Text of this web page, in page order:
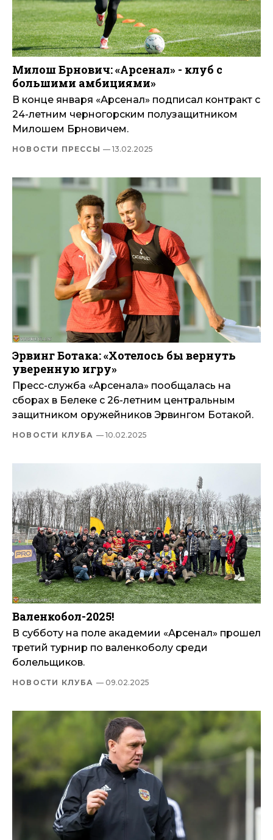
Милош Брнович: «Арсенал» - клуб с
большими амбициями»
В конце января «Арсенал» подписал контракт с
24-летним черногорским полузащитником
Милошем Брновичем.
НОВОСТИ ПРЕССЫ — 13.02.2025
Эрвинг Ботака: «Хотелось бы вернуть
уверенную игру»
Пресс-служба «Арсенала» пообщалась на
сборах в Белеке с 26-летним центральным
защитником оружейников Эрвингом Ботакой.
НОВОСТИ КЛУБА — 10.02.2025
Валенкобол-2025!
В субботу на поле академии «Арсенал» прошел
третий турнир по валенкоболу среди
болельщиков.
НОВОСТИ КЛУБА — 09.02.2025